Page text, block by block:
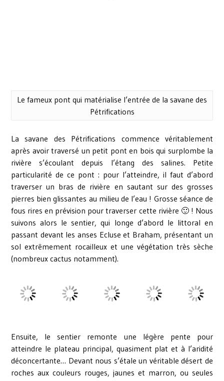
Le fameux pont qui matérialise l’entrée de la savane des
Pétrifications
La savane des Pétrifications commence véritablement
après avoir traversé un petit pont en bois qui surplombe la
rivière s’écoulant depuis l’étang des salines. Petite
particularité de ce pont : pour l’atteindre, il faut d’abord
traverser un bras de rivière en sautant sur des grosses
pierres bien glissantes au milieu de l’eau ! Grosse séance de
fous rires en prévision pour traverser cette rivière 🙂 ! Nous
suivons alors le sentier, qui longe d’abord le littoral en
passant devant les anses Ecluse et Braham, présentant un
sol extrêmement rocailleux et une végétation très sèche
(nombreux cactus notamment).
Ensuite, le sentier remonte une légère pente pour
atteindre le plateau principal, quasiment plat et à l’aridité
déconcertante… Devant nous s’étale un véritable désert de
roches aux couleurs rouges, jaunes et marron, ou seules